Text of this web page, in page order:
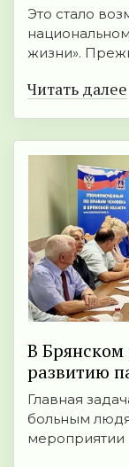
Это стало
жизни».
Читать далее
В Брянском
развитию
Главная
больным
мероприятии